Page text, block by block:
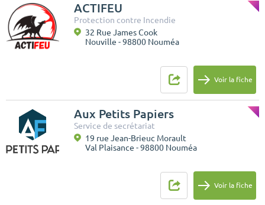
ACTIFEU
Protection contre Incendie
32 Rue James Cook
Nouville - 98800 Nouméa
Voir la fiche
Aux Petits Papiers
Service de secrétariat
19 rue Jean-Brieuc Morault
Val Plaisance - 98800 Nouméa
Voir la fiche